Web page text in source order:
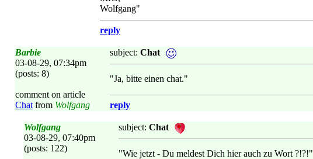
Wolfgang"
reply
Barbie
03-08-29, 07:34pm
(posts: 8)
comment on article
Chat from Wolfgang
subject: Chat
"Ja, bitte einen chat."
reply
Wolfgang
03-08-29, 07:40pm
(posts: 122)
subject: Chat
"Wie jetzt - Du meldest Dich hier auch zu Wort ?!?!"